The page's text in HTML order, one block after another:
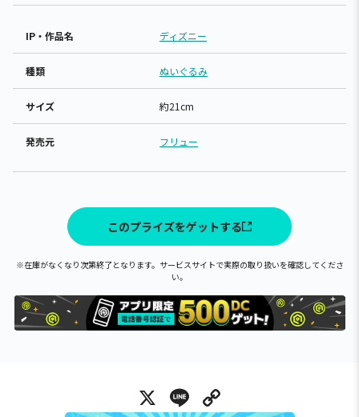
IP・作品名 ディズニー
種類 ぬいぐるみ
サイズ 約21cm
発売元 フリュー
このプライズをゲットする
※在庫がなくなり次第終了となります。サービスサイトで実際の取り扱いを確認してくださ
い。
X Line